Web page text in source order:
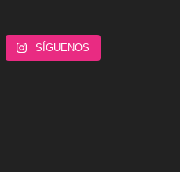
SÍGUENOS